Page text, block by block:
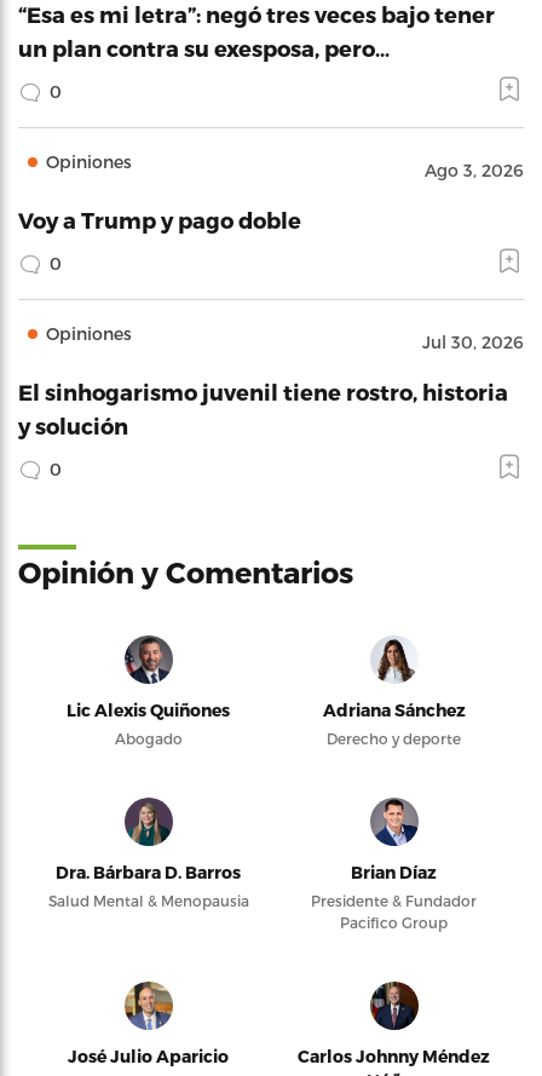
“Esa es mi letra”: negó tres veces bajo tener
un plan contra su exesposa, pero…
0
Opiniones Ago 3, 2026
Voy a Trump y pago doble
0
Opiniones Jul 30, 2026
El sinhogarismo juvenil tiene rostro, historia
y solución
0
Opinión y Comentarios
Lic Alexis Quiñones
Abogado
Adriana Sánchez
Derecho y deporte
Dra. Bárbara D. Barros
Salud Mental & Menopausia
Brian Díaz
Presidente & Fundador
Pacifico Group
José Julio Aparicio
Carlos Johnny Méndez